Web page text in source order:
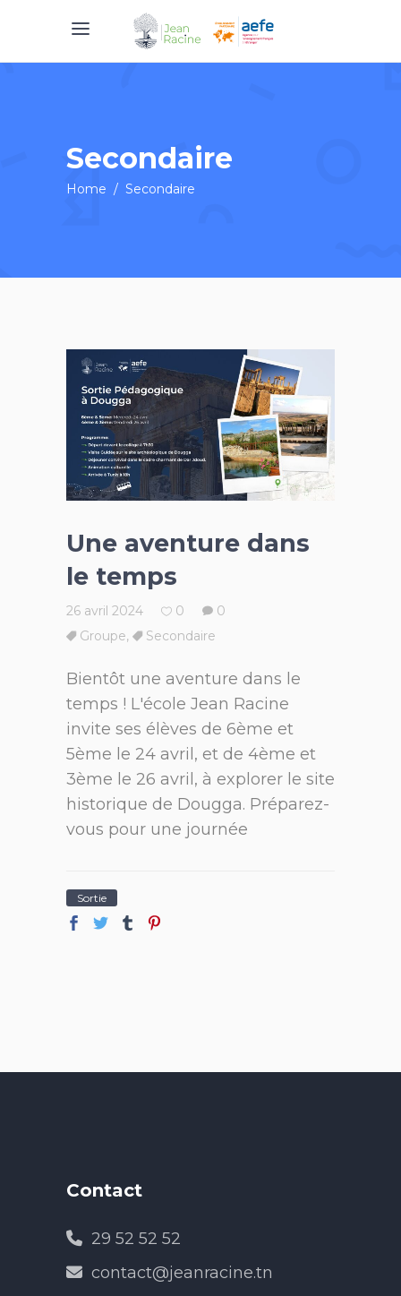
Secondaire
Home / Secondaire
Une aventure dans
le temps
26 avril 2024 0
0
Groupe, Secondaire
Bientôt une aventure dans le
temps ! L'école Jean Racine
invite ses élèves de 6ème et
5ème le 24 avril, et de 4ème et
3ème le 26 avril, à explorer le site
historique de Dougga. Préparez-
vous pour une journée
Sortie
Contact
29 52 52 52
contact@jeanracine.tn